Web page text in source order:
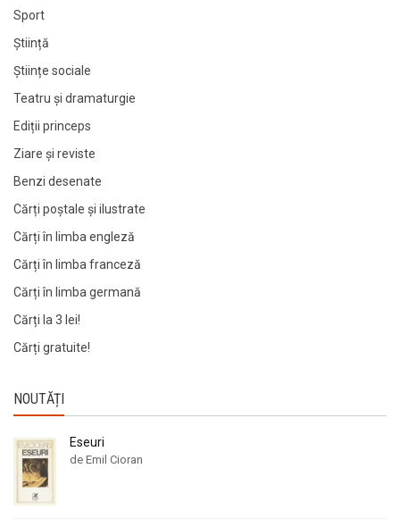
Sport
Știință
Științe sociale
Teatru și dramaturgie
Ediții princeps
Ziare şi reviste
Benzi desenate
Cărți poștale și ilustrate
Cărți în limba engleză
Cărți în limba franceză
Cărți în limba germană
Cărți la 3 lei!
Cărți gratuite!
NOUTĂȚI
Eseuri
de Emil Cioran